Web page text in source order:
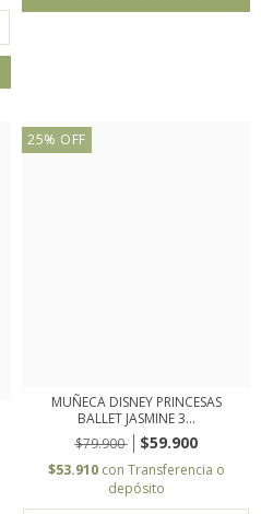
25% OFF
MUÑECA DISNEY PRINCESAS
BALLET JASMINE 3...
$79.900
$59.900
$53.910 con Transferencia o
depósito